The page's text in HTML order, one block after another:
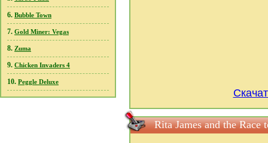
6. Bubble Town
7. Gold Miner: Vegas
8. Zuma
9. Chicken Invaders 4
10. Peggle Deluxe
Rita James and the